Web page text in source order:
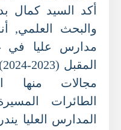
أكد السيد كمال
والبحث العلمي,
مدارس عليا في
مجالات منها
الطائرات
المدارس العليا